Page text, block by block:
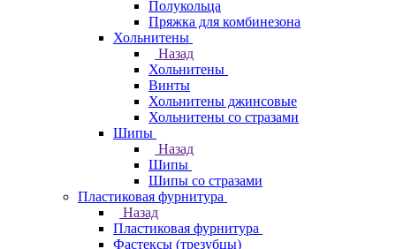
Полукольца
Пряжка для комбинезона
Хольнитены
Назад
Хольнитены
Винты
Хольнитены джинсовые
Хольнитены со стразами
Шипы
Назад
Шипы
Шипы со стразами
Пластиковая фурнитура
Назад
Пластиковая фурнитура
Фастексы (трезубцы)